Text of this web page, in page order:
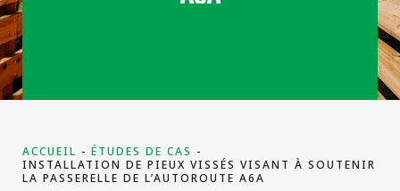
ACCUEIL
ÉTUDES DE CAS
INSTALLATION DE PIEUX VISSÉS VISANT À SOUTENIR
LA PASSERELLE DE L’AUTOROUTE A6A